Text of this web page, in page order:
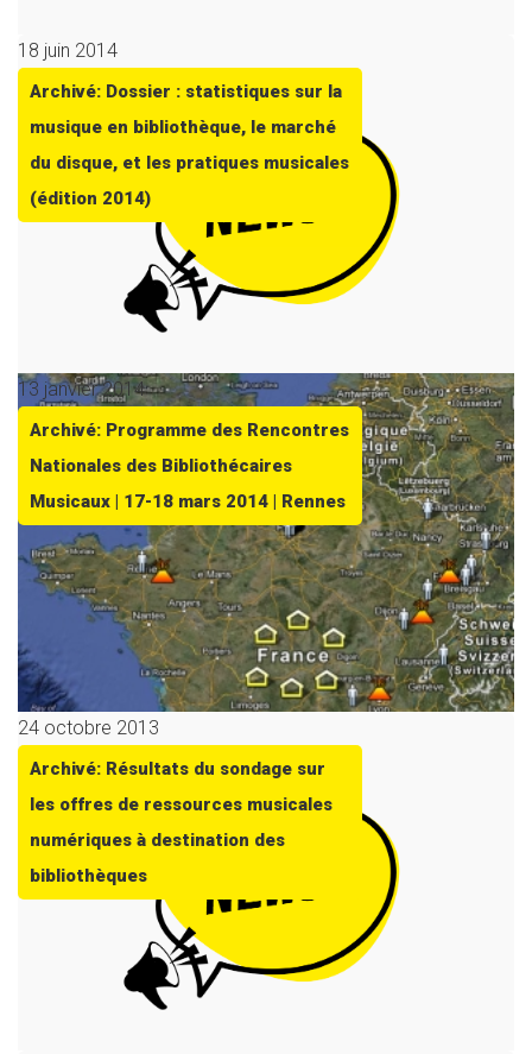
18 juin 2014
Archivé: Dossier : statistiques sur la
musique en bibliothèque, le marché
du disque, et les pratiques musicales
(édition 2014)
13 janvier 2014
Archivé: Programme des Rencontres
Nationales des Bibliothécaires
Musicaux | 17-18 mars 2014 | Rennes
24 octobre 2013
Archivé: Résultats du sondage sur
les offres de ressources musicales
numériques à destination des
bibliothèques